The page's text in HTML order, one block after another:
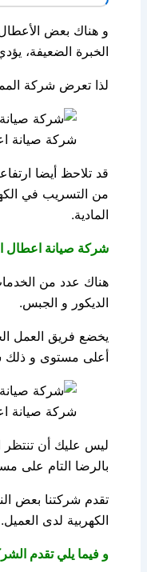
و هناك بعض الأعطال
الخبرة الضعيفة،
لذا تعرض شركة
شركة صيانة
قد تلاحظ أيضا
من التسريب في
المادية.
شركة صيانة اعطال
هناك عدد من
الديكور و الجبس.
يخضع فريق العمل
أعلى مستوى و ذلك
شركة صيانة
ليس عليك أن تنتظر
بالرضا التام على
تقدم شركتنا بعض
الكهربية لدى العميل.
و فيما يلي تقدم